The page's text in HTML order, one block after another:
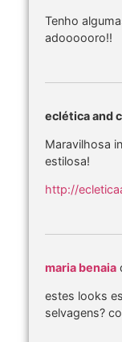
Tenho
adoooooro!!
eclética and
Maravilhosa
estilosa!
http://
maria benaia
estes looks
selvagens?